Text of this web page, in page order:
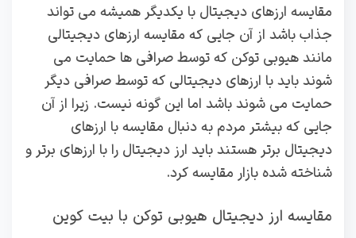
مقایسه ارزهای دیجیتال با یکدیگر همیشه می تواند
جذاب باشد از آن جایی که مقایسه ارزهای دیجیتالی
مانند هیوبی توکن که توسط صرافی‌ ها حمایت می‌
شوند باید با ارزهای دیجیتالی که توسط صرافی دیگر
حمایت می‌ شوند باشد اما این گونه نیست. زیرا از آن
جایی که بیشتر مردم به دنبال مقایسه با ارزهای
دیجیتال برتر هستند باید ارز دیجیتال را با ارزهای برتر و
شناخته شده بازار مقایسه کرد.
مقایسه ارز دیجیتال هیوبی توکن با بیت کوین